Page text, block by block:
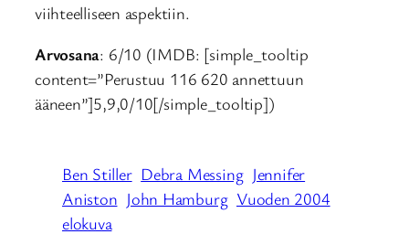
viihteelliseen aspektiin.
Arvosana: 6/10 (IMDB: [simple_tooltip
content=”Perustuu 116 620 annettuun
ääneen”]5,9,0/10[/simple_tooltip])
Ben Stiller Debra Messing Jennifer
Aniston John Hamburg Vuoden 2004
elokuva